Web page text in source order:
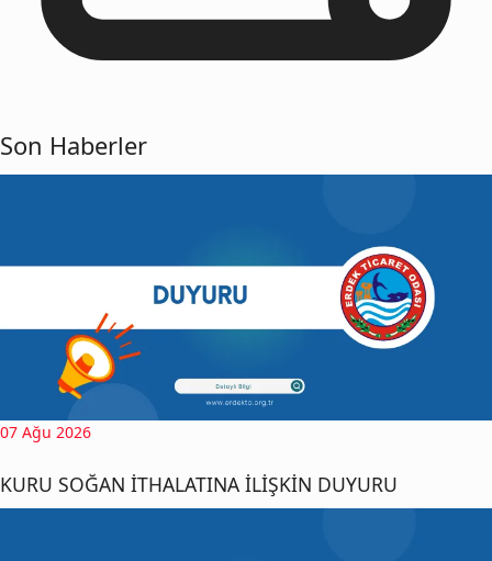
Son Haberler
07 Ağu 2026
KURU SOĞAN İTHALATINA İLİŞKİN DUYURU